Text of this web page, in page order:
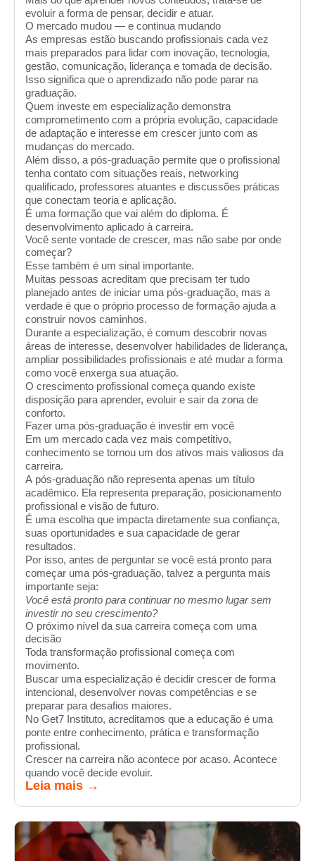
evoluir a forma de pensar, decidir e atuar.
O mercado mudou — e continua mudando
As empresas estão buscando profissionais cada vez
mais preparados para lidar com inovação, tecnologia,
gestão, comunicação, liderança e tomada de decisão.
Isso significa que o aprendizado não pode parar na
graduação.
Quem investe em especialização demonstra
comprometimento com a própria evolução, capacidade
de adaptação e interesse em crescer junto com as
mudanças do mercado.
Além disso, a pós-graduação permite que o profissional
tenha contato com situações reais, networking
qualificado, professores atuantes e discussões práticas
que conectam teoria e aplicação.
É uma formação que vai além do diploma. É
desenvolvimento aplicado à carreira.
Você sente vontade de crescer, mas não sabe por onde
começar?
Esse também é um sinal importante.
Muitas pessoas acreditam que precisam ter tudo
planejado antes de iniciar uma pós-graduação, mas a
verdade é que o próprio processo de formação ajuda a
construir novos caminhos.
Durante a especialização, é comum descobrir novas
áreas de interesse, desenvolver habilidades de liderança,
ampliar possibilidades profissionais e até mudar a forma
como você enxerga sua atuação.
O crescimento profissional começa quando existe
disposição para aprender, evoluir e sair da zona de
conforto.
Fazer uma pós-graduação é investir em você
Em um mercado cada vez mais competitivo,
conhecimento se tornou um dos ativos mais valiosos da
carreira.
A pós-graduação não representa apenas um título
acadêmico. Ela representa preparação, posicionamento
profissional e visão de futuro.
É uma escolha que impacta diretamente sua confiança,
suas oportunidades e sua capacidade de gerar
resultados.
Por isso, antes de perguntar se você está pronto para
começar uma pós-graduação, talvez a pergunta mais
importante seja:
Você está pronto para continuar no mesmo lugar sem
investir no seu crescimento?
O próximo nível da sua carreira começa com uma
decisão
Toda transformação profissional começa com
movimento.
Buscar uma especialização é decidir crescer de forma
intencional, desenvolver novas competências e se
preparar para desafios maiores.
No Get7 Instituto, acreditamos que a educação é uma
ponte entre conhecimento, prática e transformação
profissional.
Crescer na carreira não acontece por acaso. Acontece
quando você decide evoluir.
Leia mais →